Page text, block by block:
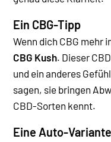
Ein CBG-Tipp
Wenn dich CBG mehr
CBG Kush. Dieser
und ein anderes
sagen, sie bringen
CBD-Sorten kennt.
Eine Auto-